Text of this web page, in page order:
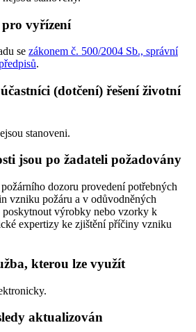
vyřízení
se zákonem č. 500/2004 Sb., správní
.
(dotčení) řešení životní
stanoveni.
jsou po žadateli požadovány
dozoru provedení potřebných
vzniku požáru a v odůvodněných
poskytnout výrobky nebo vzorky k
expertizy ke zjištění příčiny vzniku
kterou lze využít
aktualizován